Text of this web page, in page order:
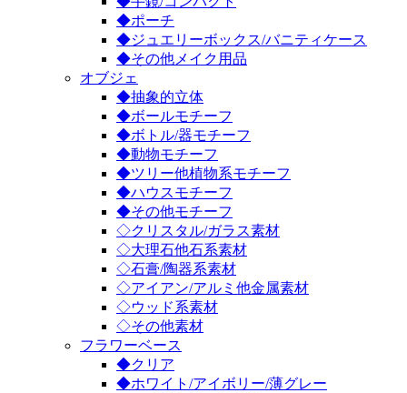
◆ポーチ
◆ジュエリーボックス/バニティケース
◆その他メイク用品
オブジェ
◆抽象的立体
◆ボールモチーフ
◆ボトル/器モチーフ
◆動物モチーフ
◆ツリー他植物系モチーフ
◆ハウスモチーフ
◆その他モチーフ
◇クリスタル/ガラス素材
◇大理石他石系素材
◇石膏/陶器系素材
◇アイアン/アルミ他金属素材
◇ウッド系素材
◇その他素材
フラワーベース
◆クリア
◆ホワイト/アイボリー/薄グレー